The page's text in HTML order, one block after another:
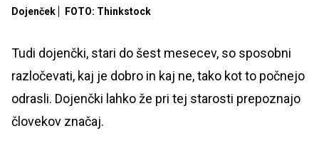
Dojenček FOTO: Thinkstock
Tudi dojenčki, stari do šest mesecev, so sposobni
razločevati, kaj je dobro in kaj ne, tako kot to počnejo
odrasli. Dojenčki lahko že pri tej starosti prepoznajo
človekov značaj.